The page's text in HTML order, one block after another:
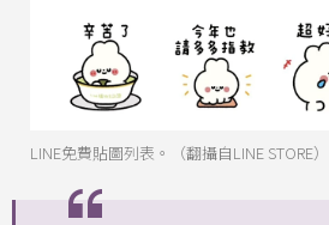
LINE免費貼圖列表。（翻攝自LINE STORE）